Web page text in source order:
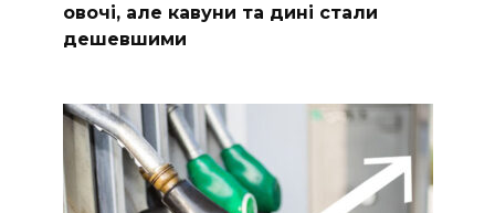
овочі, але кавуни та дині стали
дешевшими